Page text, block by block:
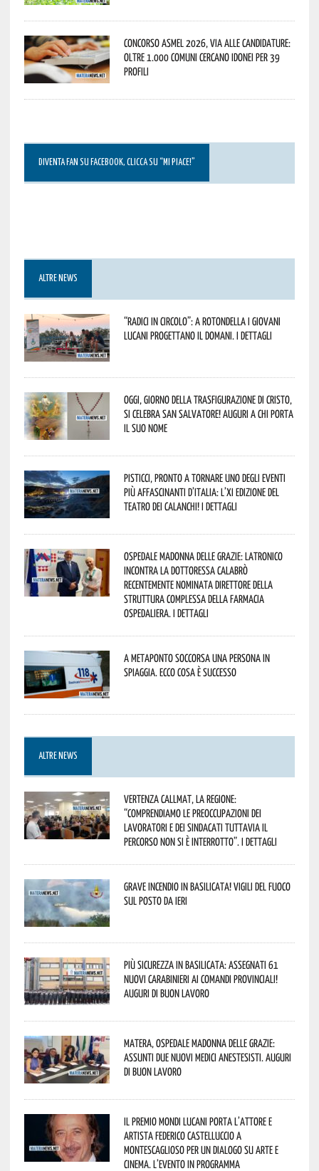
Concorso Asmel 2026, via alle candidature:
oltre 1.000 Comuni cercano idonei per 39
profili
DIVENTA FAN SU FACEBOOK, CLICCA SU “MI PIACE!”
ALTRE NEWS
“Radici in Circolo”: a Rotondella i giovani
lucani progettano il domani. I dettagli
Oggi, giorno della Trasfigurazione di Cristo,
si celebra San Salvatore! Auguri a chi porta
il suo nome
Pisticci, pronto a tornare uno degli eventi
più affascinanti d’Italia: l’XI edizione del
Teatro dei Calanchi! I dettagli
Ospedale Madonna delle Grazie: Latronico
incontra la dottoressa Calabrò
recentemente nominata Direttore della
Struttura Complessa della Farmacia
Ospedaliera. I dettagli
A Metaponto soccorsa una persona in
spiaggia. Ecco cosa è successo
ALTRE NEWS
Vertenza CallMat, la Regione:
“comprendiamo le preoccupazioni dei
lavoratori e dei sindacati tuttavia il
percorso non si è interrotto”. I dettagli
Grave incendio in Basilicata! Vigili del fuoco
sul posto da ieri
Più sicurezza in Basilicata: assegnati 61
nuovi Carabinieri ai Comandi provinciali!
Auguri di buon lavoro
Matera, Ospedale Madonna delle Grazie:
assunti due nuovi medici anestesisti. Auguri
di buon lavoro
Il Premio Mondi Lucani porta l’attore e
artista Federico Castelluccio a
Montescaglioso per un dialogo su arte e
cinema. L’evento in programma